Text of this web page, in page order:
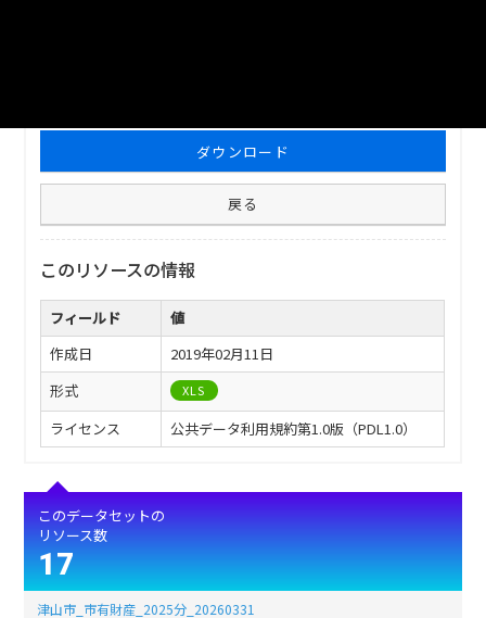
ダウンロード
戻る
このリソースの情報
フィールド
値
作成日
2019年02月11日
形式
XLS
ライセンス 公共データ利用規約第1.0版（PDL1.0）
このデータセットの
リソース数
17
津山市_市有財産_2025分_20260331